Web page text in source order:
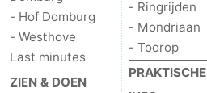
Sluis
-
Cadzand
-
Natuur
Weer
- Hof Domburg
- Westhove
Last minutes
ZIEN & DOEN
- Ringrijden
- Mondriaan
- Toorop
PRAKTISCHE